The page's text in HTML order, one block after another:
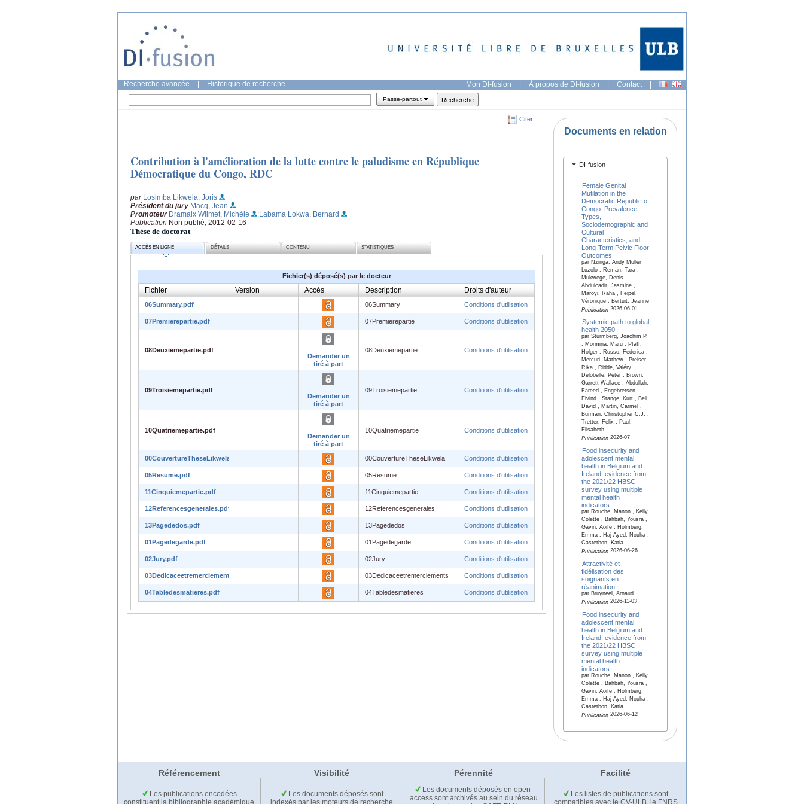
Recherche avancée Historique de recherche Mon DI-fusion | À propos de DI-fusion | Contact |
Passe-partout
Citer
Contribution à l'amélioration de la lutte contre le paludisme en République
Démocratique du Congo, RDC
par Losimba Likwela, Joris
Président du jury Macq, Jean
Promoteur Dramaix Wilmet, Michèle
;Labama Lokwa, Bernard
Publication Non publié, 2012-02-16
Thèse de doctorat
ACCÈS EN LIGNE DÉTAILS CONTENU STATISTIQUES
Fichier(s) déposé(s) par le docteur
Fichier Version Accès Description Droits d'auteur
06Summary.pdf 06Summary Conditions d'utilisation
07Premierepartie.pdf 07Premierepartie Conditions d'utilisation
08Deuxiemepartie.pdf
Demander un
tiré à part
08Deuxiemepartie Conditions d'utilisation
09Troisiemepartie.pdf
Demander un
tiré à part
09Troisiemepartie Conditions d'utilisation
10Quatriemepartie.pdf
Demander un
tiré à part
10Quatriemepartie Conditions d'utilisation
00CouvertureTheseLikwela.pdf 00CouvertureTheseLikwela Conditions d'utilisation
05Resume.pdf 05Resume Conditions d'utilisation
11Cinquiemepartie.pdf 11Cinquiemepartie Conditions d'utilisation
12Referencesgenerales.pdf 12Referencesgenerales Conditions d'utilisation
13Pagededos.pdf 13Pagededos Conditions d'utilisation
01Pagedegarde.pdf 01Pagedegarde Conditions d'utilisation
02Jury.pdf 02Jury Conditions d'utilisation
03Dedicaceetremerciements.pdf 03Dedicaceetremerciements Conditions d'utilisation
04Tabledesmatieres.pdf 04Tabledesmatieres Conditions d'utilisation
Documents en relation
DI-fusion
Female Genital
Mutilation in the
Democratic Republic of
Congo: Prevalence,
Types,
Sociodemographic and
Cultural
Characteristics, and
Long-Term Pelvic Floor
Outcomes
par Nzinga, Andy Muller
Luzolo , Reman, Tara ,
Mukwege, Denis ,
Abdulcadir, Jasmine ,
Maroyi, Raha , Feipel,
Véronique , Bertuit, Jeanne
Publication2026-06-01
Systemic path to global
health 2050
par Sturmberg, Joachim P.
, Mormina, Maru , Pfaff,
Holger , Russo, Federica ,
Mercuri, Mathew , Preiser,
Rika , Ridde, Valéry ,
Delobelle, Peter , Brown,
Garrett Wallace , Abdullah,
Fareed , Engebretsen,
Eivind , Stange, Kurt , Bell,
David , Martin, Carmel ,
Burman, Christopher C.J. ,
Tretter, Felix , Paul,
Elisabeth
Publication2026-07
Food insecurity and
adolescent mental
health in Belgium and
Ireland: evidence from
the 2021/22 HBSC
survey using multiple
mental health
indicators
par Rouche, Manon , Kelly,
Colette , Bahbah, Yousra ,
Gavin, Aoife , Holmberg,
Emma , Haj Ayed, Nouha ,
Castetbon, Katia
Publication2026-06-26
Attractivité et
fidélisation des
soignants en
réanimation
par Bruyneel, Arnaud
Publication2026-11-03
Food insecurity and
adolescent mental
health in Belgium and
Ireland: evidence from
the 2021/22 HBSC
survey using multiple
mental health
indicators
par Rouche, Manon , Kelly,
Colette , Bahbah, Yousra ,
Gavin, Aoife , Holmberg,
Emma , Haj Ayed, Nouha ,
Castetbon, Katia
Publication2026-06-12
Référencement Visibilité Pérennité Facilité
Les publications encodées
Les documents déposés sont
Les documents déposés en open-
access sont archivés au sein du réseau
Les listes de publications sont